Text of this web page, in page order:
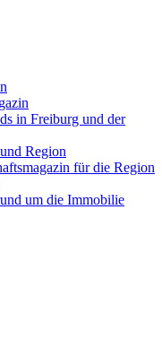
in Freiburg und der
Region
für die Region
um die Immobilie